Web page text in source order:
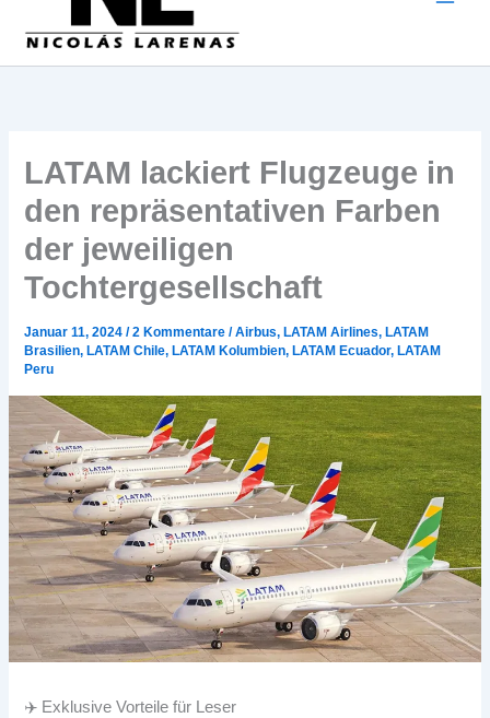
LATAM lackiert Flugzeuge in
den repräsentativen Farben
der jeweiligen
Tochtergesellschaft
Januar 11, 2024/2 Kommentare /Airbus, LATAM Airlines, LATAM
Brasilien, LATAM Chile, LATAM Kolumbien, LATAM Ecuador, LATAM
Peru
✈️ Exklusive Vorteile für Leser